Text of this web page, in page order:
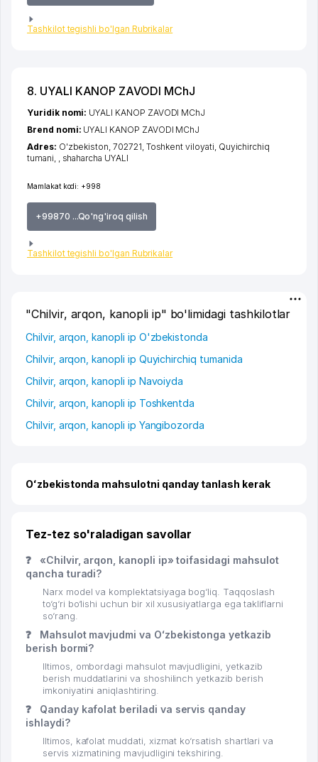
Tashkilot tegishli bo'lgan Rubrikalar
8. UYALI KANOP ZAVODI MChJ
Mamlakat kodi: +998
+99870 ...Qo'ng'iroq qilish
Tashkilot tegishli bo'lgan Rubrikalar
Yuridik nomi: UYALI KANOP ZAVODI MChJ
Brend nomi: UYALI KANOP ZAVODI MChJ
Adres: O'zbekiston, 702721, Toshkent viloyati Quyichirchiq
tumani
shaharcha UYALI
"Chilvir, arqon, kanopli ip" bo'limidagi tashkilotlar
Chilvir, arqon, kanopli ip O'zbekistonda
Chilvir, arqon, kanopli ip Quyichirchiq tumanida
Chilvir, arqon, kanopli ip Navoiyda
Chilvir, arqon, kanopli ip Toshkentda
Chilvir, arqon, kanopli ip Yangibozorda
Oʻzbekistonda mahsulotni qanday tanlash kerak
Tez-tez so'raladigan savollar
❓
«Chilvir, arqon, kanopli ip» toifasidagi mahsulot
qancha turadi?
Narx model va komplektatsiyaga bog‘liq. Taqqoslash
to‘g‘ri bo‘lishi uchun bir xil xususiyatlarga ega takliflarni
so‘rang.
❓
Mahsulot mavjudmi va Oʻzbekistonga yetkazib
berish bormi?
Iltimos, ombordagi mahsulot mavjudligini, yetkazib
berish muddatlarini va shoshilinch yetkazib berish
imkoniyatini aniqlashtiring.
❓
Qanday kafolat beriladi va servis qanday
ishlaydi?
Iltimos, kafolat muddati, xizmat ko‘rsatish shartlari va
servis xizmatining mavjudligini tekshiring.